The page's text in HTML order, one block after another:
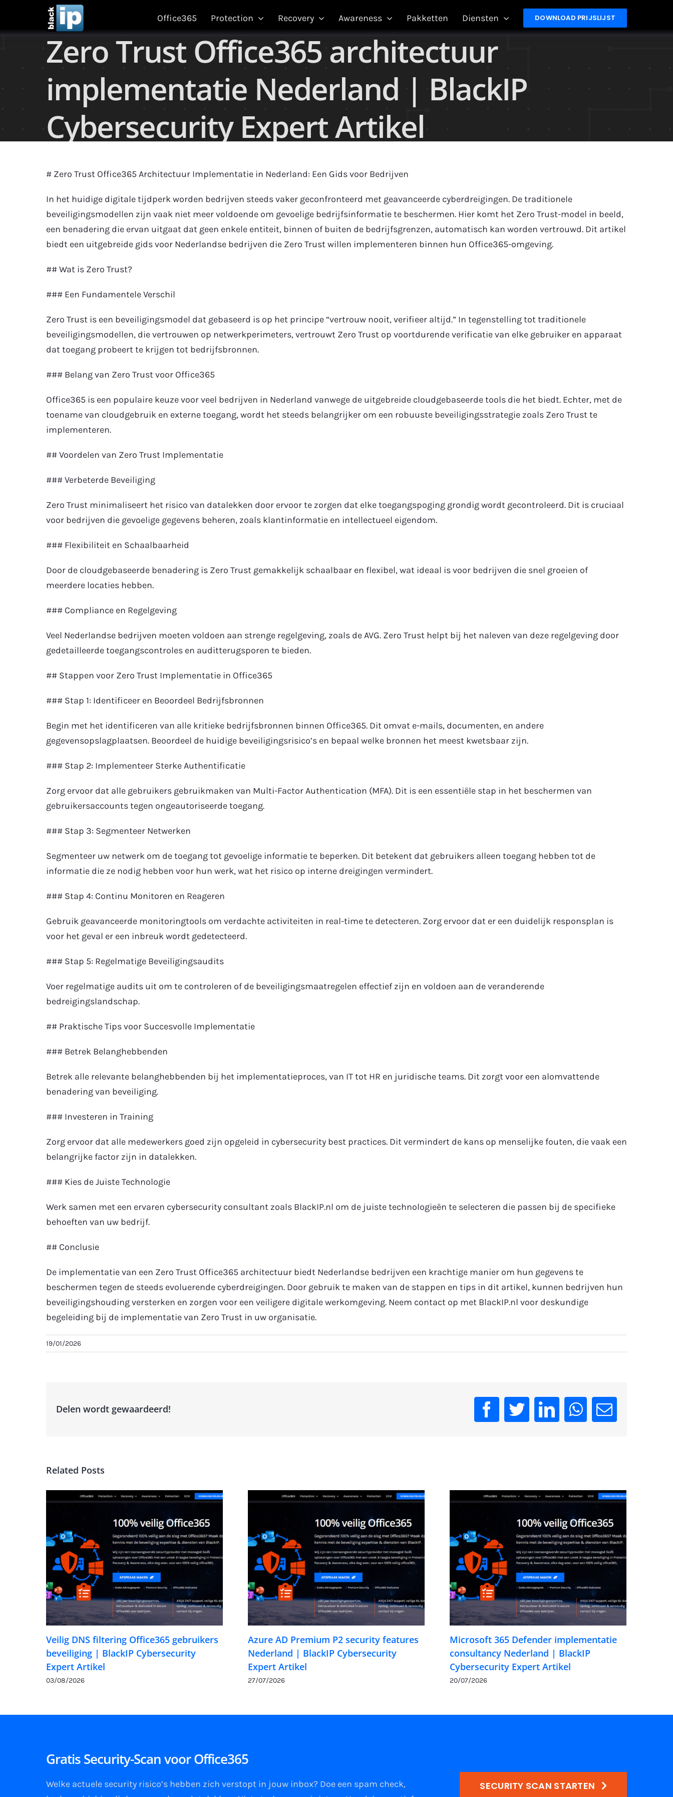
Office365 Protection Recovery Awareness Pakketten Diensten DOWNLOAD PRIJSLIJST
Zero Trust Office365 architectuur
implementatie Nederland | BlackIP
Cybersecurity Expert Artikel
# Zero Trust Office365 Architectuur Implementatie in Nederland: Een Gids voor Bedrijven
In het huidige digitale tijdperk worden bedrijven steeds vaker geconfronteerd met geavanceerde cyberdreigingen. De traditionele
beveiligingsmodellen zijn vaak niet meer voldoende om gevoelige bedrijfsinformatie te beschermen. Hier komt het Zero Trust-model in beeld,
een benadering die ervan uitgaat dat geen enkele entiteit, binnen of buiten de bedrijfsgrenzen, automatisch kan worden vertrouwd. Dit artikel
biedt een uitgebreide gids voor Nederlandse bedrijven die Zero Trust willen implementeren binnen hun Office365-omgeving.
## Wat is Zero Trust?
### Een Fundamentele Verschil
Zero Trust is een beveiligingsmodel dat gebaseerd is op het principe “vertrouw nooit, verifieer altijd.” In tegenstelling tot traditionele
beveiligingsmodellen, die vertrouwen op netwerkperimeters, vertrouwt Zero Trust op voortdurende verificatie van elke gebruiker en apparaat
dat toegang probeert te krijgen tot bedrijfsbronnen.
### Belang van Zero Trust voor Office365
Office365 is een populaire keuze voor veel bedrijven in Nederland vanwege de uitgebreide cloudgebaseerde tools die het biedt. Echter, met de
toename van cloudgebruik en externe toegang, wordt het steeds belangrijker om een robuuste beveiligingsstrategie zoals Zero Trust te
implementeren.
## Voordelen van Zero Trust Implementatie
### Verbeterde Beveiliging
Zero Trust minimaliseert het risico van datalekken door ervoor te zorgen dat elke toegangspoging grondig wordt gecontroleerd. Dit is cruciaal
voor bedrijven die gevoelige gegevens beheren, zoals klantinformatie en intellectueel eigendom.
### Flexibiliteit en Schaalbaarheid
Door de cloudgebaseerde benadering is Zero Trust gemakkelijk schaalbaar en flexibel, wat ideaal is voor bedrijven die snel groeien of
meerdere locaties hebben.
### Compliance en Regelgeving
Veel Nederlandse bedrijven moeten voldoen aan strenge regelgeving, zoals de AVG. Zero Trust helpt bij het naleven van deze regelgeving door
gedetailleerde toegangscontroles en auditterugsporen te bieden.
## Stappen voor Zero Trust Implementatie in Office365
### Stap 1: Identificeer en Beoordeel Bedrijfsbronnen
Begin met het identificeren van alle kritieke bedrijfsbronnen binnen Office365. Dit omvat e-mails, documenten, en andere
gegevensopslagplaatsen. Beoordeel de huidige beveiligingsrisico’s en bepaal welke bronnen het meest kwetsbaar zijn.
### Stap 2: Implementeer Sterke Authentificatie
Zorg ervoor dat alle gebruikers gebruikmaken van Multi-Factor Authentication (MFA). Dit is een essentiële stap in het beschermen van
gebruikersaccounts tegen ongeautoriseerde toegang.
### Stap 3: Segmenteer Netwerken
Segmenteer uw netwerk om de toegang tot gevoelige informatie te beperken. Dit betekent dat gebruikers alleen toegang hebben tot de
informatie die ze nodig hebben voor hun werk, wat het risico op interne dreigingen vermindert.
### Stap 4: Continu Monitoren en Reageren
Gebruik geavanceerde monitoringtools om verdachte activiteiten in real-time te detecteren. Zorg ervoor dat er een duidelijk responsplan is
voor het geval er een inbreuk wordt gedetecteerd.
### Stap 5: Regelmatige Beveiligingsaudits
Voer regelmatige audits uit om te controleren of de beveiligingsmaatregelen effectief zijn en voldoen aan de veranderende
bedreigingslandschap.
## Praktische Tips voor Succesvolle Implementatie
### Betrek Belanghebbenden
Betrek alle relevante belanghebbenden bij het implementatieproces, van IT tot HR en juridische teams. Dit zorgt voor een alomvattende
benadering van beveiliging.
### Investeren in Training
Zorg ervoor dat alle medewerkers goed zijn opgeleid in cybersecurity best practices. Dit vermindert de kans op menselijke fouten, die vaak een
belangrijke factor zijn in datalekken.
### Kies de Juiste Technologie
Werk samen met een ervaren cybersecurity consultant zoals BlackIP.nl om de juiste technologieën te selecteren die passen bij de specifieke
behoeften van uw bedrijf.
## Conclusie
De implementatie van een Zero Trust Office365 architectuur biedt Nederlandse bedrijven een krachtige manier om hun gegevens te
beschermen tegen de steeds evoluerende cyberdreigingen. Door gebruik te maken van de stappen en tips in dit artikel, kunnen bedrijven hun
beveiligingshouding versterken en zorgen voor een veiligere digitale werkomgeving. Neem contact op met BlackIP.nl voor deskundige
begeleiding bij de implementatie van Zero Trust in uw organisatie.
19/01/2026
Delen wordt gewaardeerd! Facebook
TwitterLinkedInWhatsApp
Email
Related Posts
Veilig DNS filtering Office365 gebruikers
beveiliging | BlackIP Cybersecurity
Expert Artikel
03/08/2026
Azure AD Premium P2 security features
Nederland | BlackIP Cybersecurity
Expert Artikel
27/07/2026
Microsoft 365 Defender implementatie
consultancy Nederland | BlackIP
Cybersecurity Expert Artikel
20/07/2026
Gratis Security-Scan voor Office365
Welke actuele security risico’s hebben zich verstopt in jouw inbox? Doe een spam check,
SECURITY SCAN STARTEN